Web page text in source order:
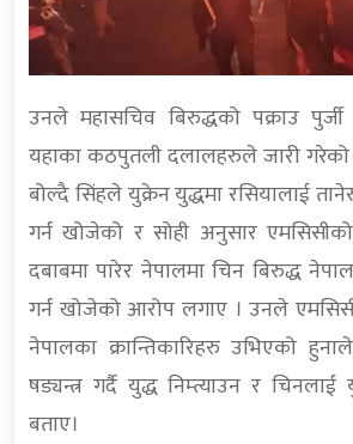
उनले महासचिव बिरुद्धको पक्राउ पुर्जी
यहाका कठपुतली दलालहरुले जारी
बोल्दै सिंहले युक्रेन युद्धमा रसियालाई
गर्न खोजेको र सोही अनुसार
दबाबमा पारेर नेपालमा चिन बिरुद्ध
गर्न खोजेको आरोप लगाए । उनले
नेपालका क्रान्तिकारिहरु उभिएको
षड्यन्त्र गर्दै युद्ध निम्त्याउन र चिनलाई
बताए।